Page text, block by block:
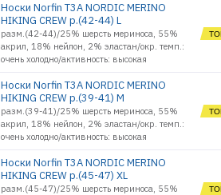
Носки Norfin T3A NORDIC MERINO
HIKING CREW р.(42-44) L
разм.(42-44)/25% шерсть мериноса, 55%
акрил, 18% нейлон, 2% эластан/окр. темп.:
очень холодно/активность: высокая
Носки Norfin T3A NORDIC MERINO
HIKING CREW р.(39-41) M
разм.(39-41)/25% шерсть мериноса, 55%
акрил, 18% нейлон, 2% эластан/окр. темп.:
очень холодно/активность: высокая
Носки Norfin T3A NORDIC MERINO
HIKING CREW р.(45-47) XL
разм.(45-47)/25% шерсть мериноса, 55%